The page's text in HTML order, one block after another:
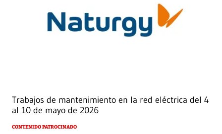
Trabajos de mantenimiento en la red eléctrica del 4
al 10 de mayo de 2026
CONTENIDO PATROCINADO